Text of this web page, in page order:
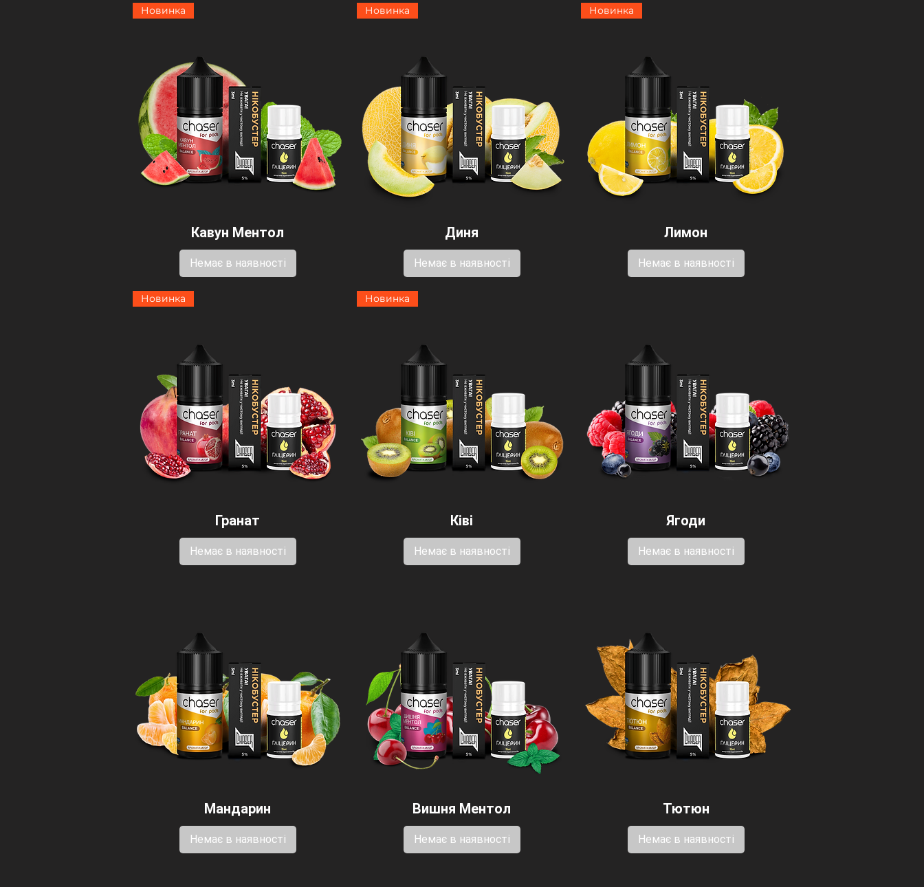
Новинка
Кавун Ментол
Немає в наявності
Новинка
Диня
Немає в наявності
Новинка
Лимон
Немає в наявності
Новинка
Гранат
Немає в наявності
Новинка
Ківі
Немає в наявності
Ягоди
Немає в наявності
Мандарин
Немає в наявності
Вишня Ментол
Немає в наявності
Тютюн
Немає в наявності